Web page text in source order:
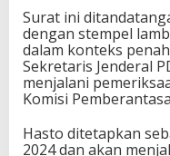
Surat ini
dengan stempel
dalam konteks
Sekretaris Jenderal
menjalani
Komisi
Hasto ditetapkan
2024 dan akan